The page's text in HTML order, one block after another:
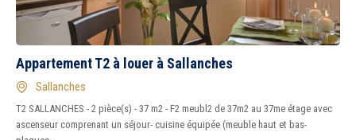
Appartement T2 à louer à Sallanches
Sallanches
T2 SALLANCHES - 2 pièce(s) - 37 m2 - F2 meubl2 de 37m2 au 37me étage avec
ascenseur comprenant un séjour- cuisine équipée (meuble haut et bas-